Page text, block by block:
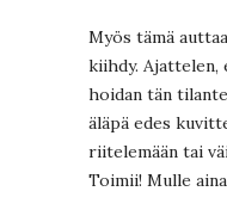
Myös tämä
kiihdy. Ajattelen,
hoidan tän
äläpä edes
riitelemään tai
Toimii! Mulle